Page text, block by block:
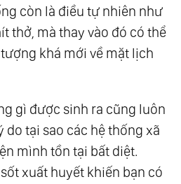
còn là điều tự nhiên như
thở, mà thay vào đó có thể
khá mới về mặt lịch
gì được sinh ra cũng luôn
do tại sao các hệ thống xã
mình tồn tại bất diệt.
xuất huyết khiến bạn có